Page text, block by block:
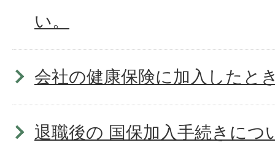
い。
会社の健康保険に加入したと
退職後の 国保加入手続きにつ